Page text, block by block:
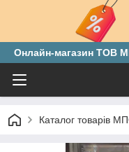
Онлайн-магазин ТОВ
Каталог товарів